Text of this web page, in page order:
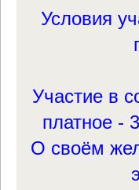
Условия
Участие в
платное -
О своём